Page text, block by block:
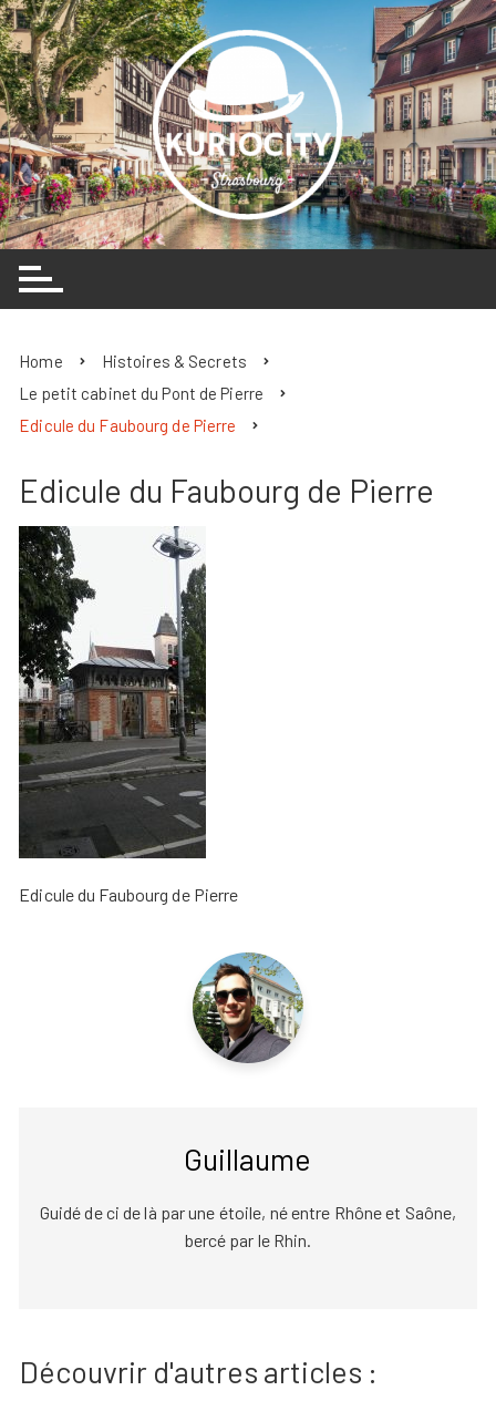
Skip
to
content
Home
Histoires & Secrets
Le petit cabinet du Pont de Pierre
Edicule du Faubourg de Pierre
Edicule du Faubourg de Pierre
Edicule du Faubourg de Pierre
Guillaume
Guidé de ci de là par une étoile, né entre Rhône et Saône,
bercé par le Rhin.
Découvrir d'autres articles :